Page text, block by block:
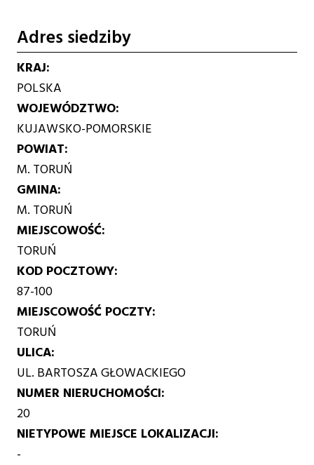
Adres siedziby
KRAJ
POLSKA
WOJEWÓDZTWO
KUJAWSKO-POMORSKIE
POWIAT
M. TORUŃ
GMINA
M. TORUŃ
MIEJSCOWOŚĆ
TORUŃ
KOD POCZTOWY
87-100
MIEJSCOWOŚĆ POCZTY
TORUŃ
ULICA
UL. BARTOSZA GŁOWACKIEGO
NUMER NIERUCHOMOŚCI
20
NIETYPOWE MIEJSCE LOKALIZACJI
-